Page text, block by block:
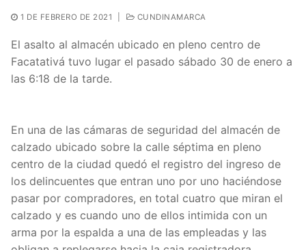
1 DE FEBRERO DE 2021 CUNDINAMARCA
El asalto al almacén ubicado en pleno centro de
Facatativá tuvo lugar el pasado sábado 30 de enero a
las 6:18 de la tarde.
En una de las cámaras de seguridad del almacén de
calzado ubicado sobre la calle séptima en pleno
centro de la ciudad quedó el registro del ingreso de
los delincuentes que entran uno por uno haciéndose
pasar por compradores, en total cuatro que miran el
calzado y es cuando uno de ellos intimida con un
arma por la espalda a una de las empleadas y las